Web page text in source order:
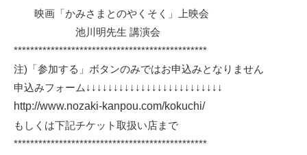
映画「かみさまとのやくそく」上映会
池川明先生 講演会
***********************************************
注)「参加する」ボタンのみではお申込みとなりません
申込みフォーム↓↓↓↓↓↓↓↓↓↓↓↓↓↓↓↓↓↓↓↓↓↓↓↓↓
http://www.nozaki-kanpou.com/kokuchi/
もしくは下記チケット取扱い店まで
***********************************************